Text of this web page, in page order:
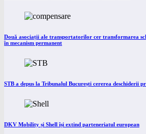
Două asociații ale transportatorilor cer transformarea
în mecanism permanent
STB a depus la Tribunalul București cererea deschiderii
DKV Mobility și Shell își extind parteneriatul european